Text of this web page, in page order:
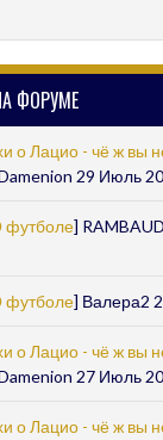
ФОРУМЕ
о Лацио - чё ж вы
29 Июль
футболе]
футболе] Валера2
о Лацио - чё ж вы
27 Июль
о Лацио - чё ж вы